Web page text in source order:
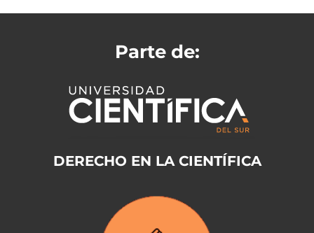
Parte de:
DERECHO EN LA CIENTÍFICA